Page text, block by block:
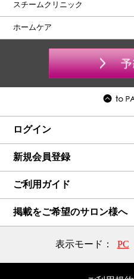
スチームクリニック
ホームケア
ログイン
新規会員登録
ご利用ガイド
掲載をご希望のサロン様へ
表示モード： PC